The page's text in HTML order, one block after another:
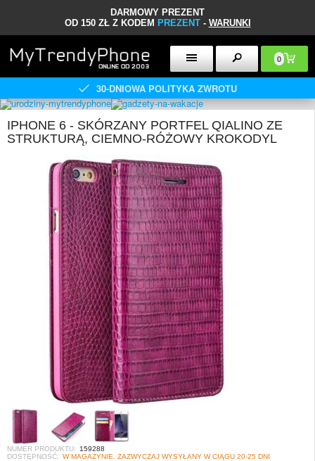
DARMOWY PREZENT
OD 150 ZŁ Z KODEM PREZENT- WARUNKI
0
30-DNIOWA POLITYKA ZWROTU
IPHONE 6 - SKÓRZANY PORTFEL QIALINO ZE
STRUKTURĄ, CIEMNO-RÓŻOWY KROKODYL
NUMER PRODUKTU:
159288
DOSTĘPNOŚĆ: W MAGAZYNIE. ZAZWYCZAJ WYSYŁANY W CIĄGU 20-25 DNI